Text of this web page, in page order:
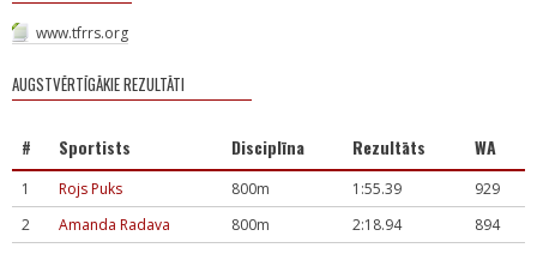
www.tfrrs.org
AUGSTVĒRTĪGĀKIE REZULTĀTI
# Sportists Disciplīna Rezultāts WA
1 Rojs Puks 800m 1:55.39
929
2
Amanda Radava 800m 2:18.94 894